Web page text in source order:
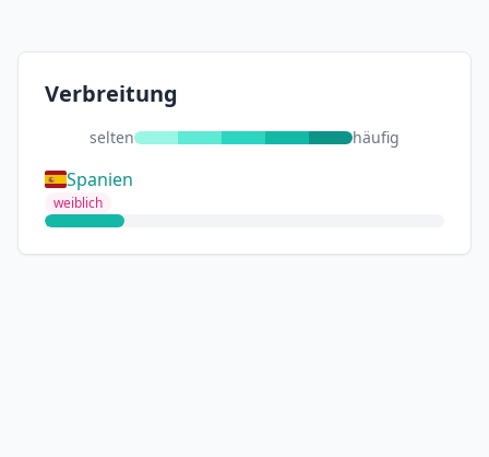
Verbreitung
selten häufig
Spanien
weiblich